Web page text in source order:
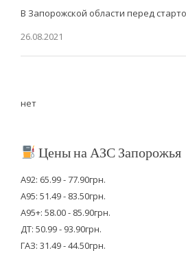
В Запорожской области перед
26.08.2021
нет
Цены на АЗС Запорожья
А92: 65.99 - 77.90грн.
А95: 51.49 - 83.50грн.
А95+: 58.00 - 85.90грн.
ДТ: 50.99 - 93.90грн.
ГАЗ: 31.49 - 44.50грн.